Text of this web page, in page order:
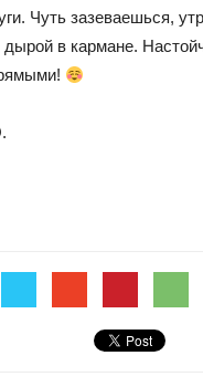
Чуть зазеваешься,
в кармане.